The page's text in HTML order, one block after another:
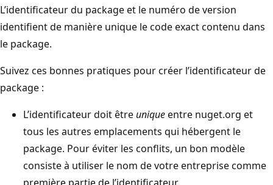
L’identificateur du package et le numéro de version
identifient de manière unique le code exact contenu dans
le package.
Suivez ces bonnes pratiques pour créer l’identificateur de
package :
L’identificateur doit être uniqueentre nuget.org et
tous les autres emplacements qui hébergent le
package. Pour éviter les conflits, un bon modèle
consiste à utiliser le nom de votre entreprise comme
première partie de l’identificateur.